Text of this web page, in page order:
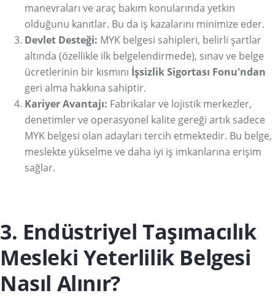
manevraları ve araç bakım konularında yetkin
olduğunu kanıtlar. Bu da iş kazalarını minimize eder.
Devlet Desteği: MYK belgesi sahipleri, belirli şartlar
altında (özellikle ilk belgelendirmede), sınav ve belge
ücretlerinin bir kısmını İşsizlik Sigortası Fonu'ndan
geri alma hakkına sahiptir.
Kariyer Avantajı: Fabrikalar ve lojistik merkezler,
denetimler ve operasyonel kalite gereği artık sadece
MYK belgesi olan adayları tercih etmektedir. Bu belge,
meslekte yükselme ve daha iyi iş imkanlarına erişim
sağlar.
3. Endüstriyel Taşımacılık
Mesleki Yeterlilik Belgesi
Nasıl Alınır?